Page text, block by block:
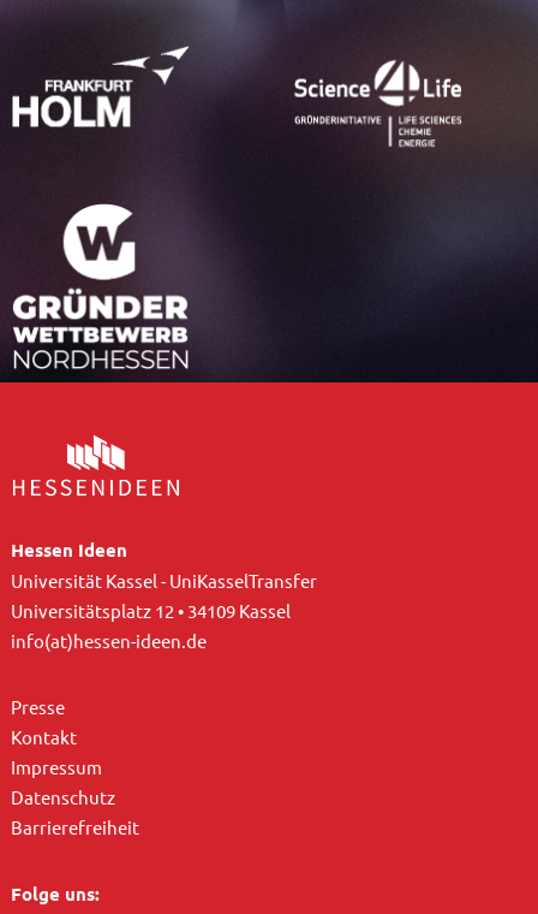
Hessen Ideen
Universität Kassel - UniKasselTransfer
Universitätsplatz 12 • 34109 Kassel
info(at)hessen-ideen.de
Presse
Kontakt
Impressum
Datenschutz
Barrierefreiheit
Folge uns: